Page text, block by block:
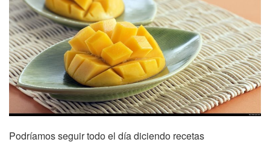
Podríamos seguir todo el día diciendo recetas